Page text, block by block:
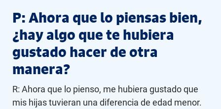
P: Ahora que lo piensas bien,
¿hay algo que te hubiera
gustado hacer de otra
manera?
R: Ahora que lo pienso, me hubiera gustado que
mis hijas tuvieran una diferencia de edad menor.